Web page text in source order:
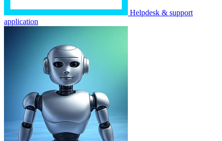
Helpdesk & support
application